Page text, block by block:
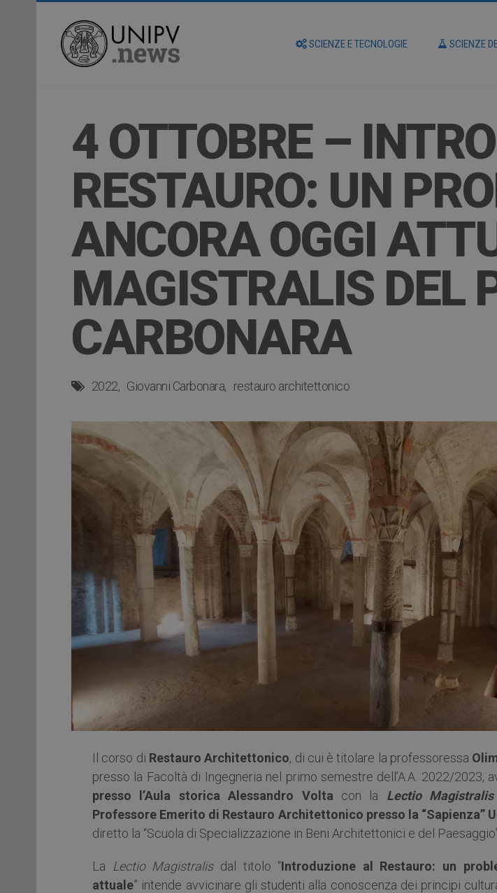
SCIENZE E TECNOLOGIE SCIENZE
4 OTTOBRE –
RESTAURO: UN
ANCORA OGGI
MAGISTRALIS DEL
CARBONARA
2022 Giovanni Carbonara restauro architettonico
Il corso di Restauro Architettonico, di cui è titolare la professoressa
presso la Facoltà di Ingegneria nel primo semestre dell’A.A. 2022/2023,
presso l’Aula storica Alessandro Volta con la Lectio Magistralis
Professore Emerito di Restauro Architettonico presso la “Sapienza”
diretto la “Scuola di Specializzazione in Beni Architettonici e del
La Lectio Magistralisdal titolo “Introduzione al Restauro: un
attuale” intende avvicinare gli studenti alla conoscenza dei principi